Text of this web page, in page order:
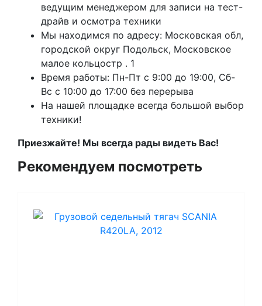
ведущим менеджером для записи на тест-
драйв и осмотра техники
Мы находимся по адресу: Московская обл,
городской округ Подольск, Московское
малое кольцостр . 1
Время работы: Пн-Пт с 9:00 до 19:00, Сб-
Вс с 10:00 до 17:00 без перерыва
На нашей площадке всегда большой выбор
техники!
Приезжайте! Мы всегда рады видеть Вас!
Рекомендуем посмотреть